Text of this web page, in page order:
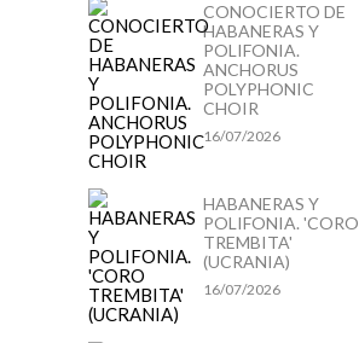
CONOCIERTO DE
HABANERAS Y
POLIFONIA.
ANCHORUS
POLYPHONIC
CHOIR
16/07/2026
HABANERAS Y
POLIFONIA. 'CORO
TREMBITA'
(UCRANIA)
16/07/2026